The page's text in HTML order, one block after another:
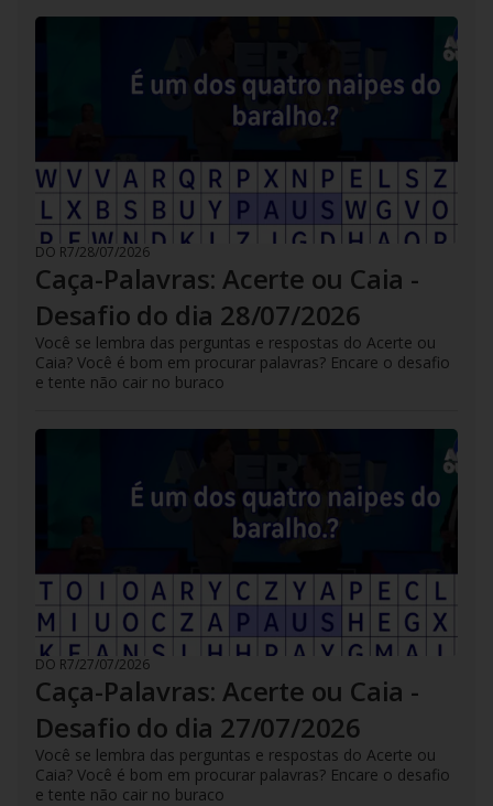
DO R7/28/07/2026
Caça-Palavras: Acerte ou Caia -
Desafio do dia 28/07/2026
Você se lembra das perguntas e respostas do Acerte ou
Caia? Você é bom em procurar palavras? Encare o desafio
e tente não cair no buraco
DO R7/27/07/2026
Caça-Palavras: Acerte ou Caia -
Desafio do dia 27/07/2026
Você se lembra das perguntas e respostas do Acerte ou
Caia? Você é bom em procurar palavras? Encare o desafio
e tente não cair no buraco